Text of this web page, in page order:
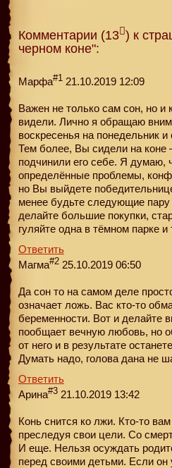
Комментарии (13 ) к
черном коне":
Марфа#1 21.10.2019 12:09
Важен не только сам сон, но и
видели. Лично я обращаю
воскресенья на понедельник и
Тем более, Вы сидели на коне
подчинили его себе. Я думаю,
определённые проблемы,
но Вы выйдете
менее будьте следующие
делайте большие покупки,
гуляйте одна в тёмном парке
Ответить
Магма#2 25.10.2019 06:50
Да сон то на самом деле
означает ложь. Вас кто-то
беременности. Вот и делайте
пообщает вечную любовь, но
от него и в результате
Думать надо, голова дана не
Ответить
Арина#3 21.10.2019 13:42
Конь снится ко лжи. Кто-то
преследуя свои цели. Со
И еще. Нельзя осуждать
перед своими детьми. Если он